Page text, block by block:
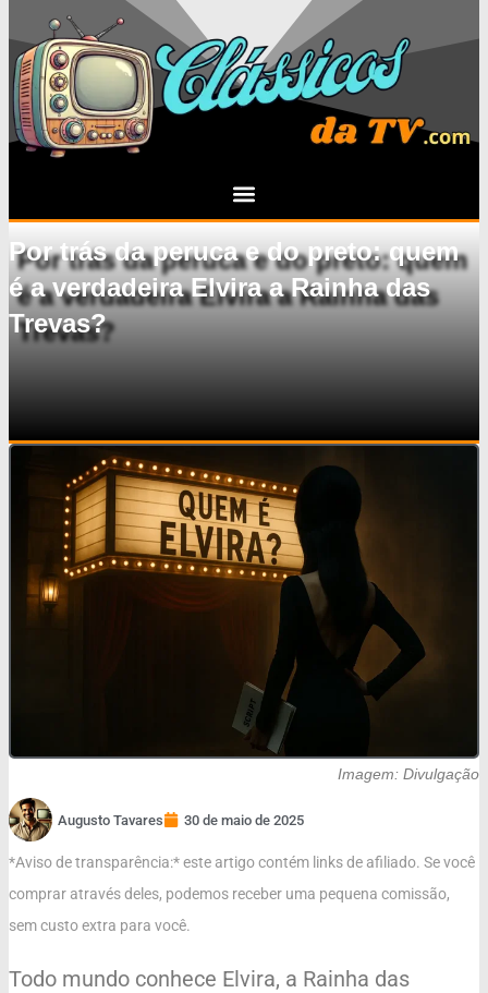
Por trás da peruca e do preto: quem
é a verdadeira Elvira a Rainha das
Trevas?
Imagem: Divulgação
Augusto Tavares 30 de maio de 2025
*Aviso de transparência:* este artigo contém links de afiliado. Se você
comprar através deles, podemos receber uma pequena comissão,
sem custo extra para você.
Todo mundo conhece Elvira, a Rainha das